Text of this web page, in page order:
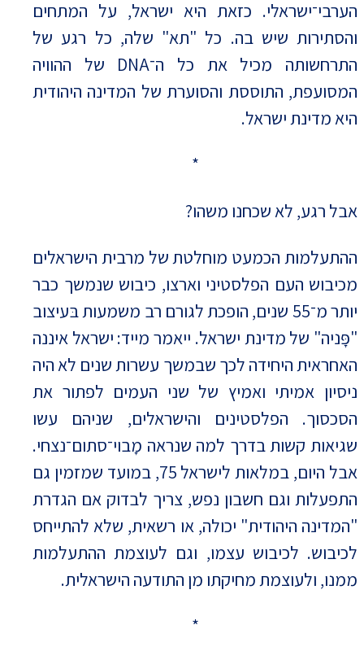
הערבי־ישראלי. כזאת היא ישראל, על המתחים
והסתירות שיש בה. כל "תא" שלה, כל רגע של
התרחשותה מכיל את כל ה־DNA של ההוויה
המסועפת, התוססת והסוערת של המדינה היהודית
היא מדינת ישראל.
*
אבל רגע, לא שכחנו משהו?
ההתעלמות הכמעט מוחלטת של מרבית הישראלים
מכיבוש העם הפלסטיני וארצו, כיבוש שנמשך כבר
יותר מ־55 שנים, הופכת לגורם רב משמעות בּעיצוב
"פָּניה" של מדינת ישראל. ייאמר מייד: ישראל איננה
האחראית היחידה לכך שבמשך עשרות שנים לא היה
ניסיון אמיתי ואמיץ של שני העמים לפתור את
הסכסוך. הפלסטינים והישראלים, שניהם עשו
שגיאות קשות בדרך למה שנראה מָבוי־סתום־נצחי.
אבל היום, במלאות לישראל 75, במועד שמזמין גם
התפעלות וגם חשבון נפש, צריך לבדוק אם הגדרת
"המדינה היהודית" יכולה, או רשאית, שלא להתייחס
לכיבוש. לכיבוש עצמו, וגם לעוצמת ההתעלמות
ממנו, ולעוצמת מחיקתו מן התודעה הישראלית.
*